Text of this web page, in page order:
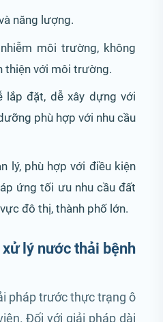
năng lượng.
môi trường, không
thiện với môi trường.
lắp đặt, dễ xây dựng với
phù hợp với nhu cầu
lý, phù hợp với điều kiện
ứng tối ưu nhu cầu đất
đô thị, thành phố lớn.
lý nước thải bệnh
pháp trước thực trạng ô
Đối với giải pháp dài